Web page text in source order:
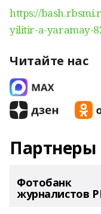
https://
yilitir-a-yaramay-
Читайте нас
Партнеры
Фотобанк
журналистов